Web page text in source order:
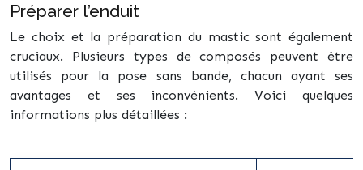
Préparer l’enduit
Le choix et la préparation du mastic sont également
cruciaux. Plusieurs types de composés peuvent être
utilisés pour la pose sans bande, chacun ayant ses
avantages et ses inconvénients. Voici quelques
informations plus détaillées :